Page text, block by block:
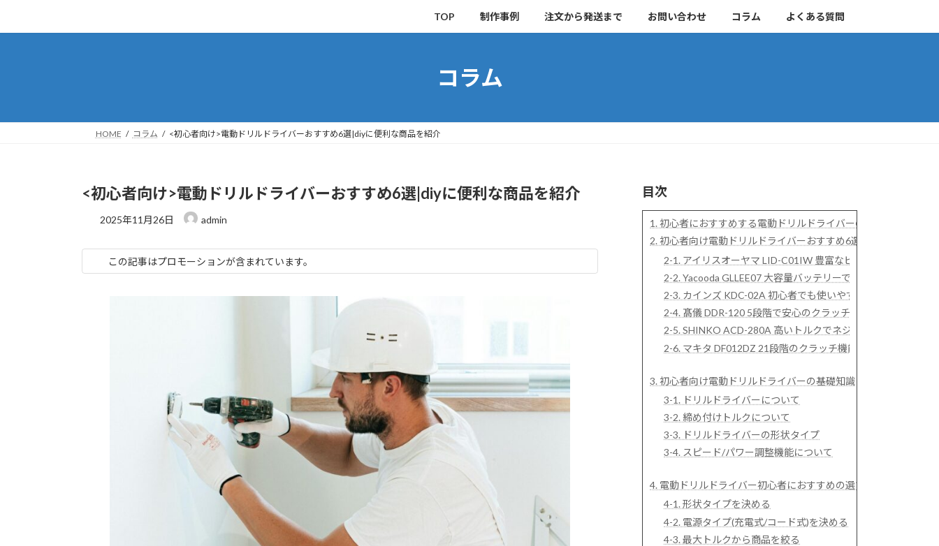
キ
に
TOP 制作事例 注文から発送まで お問い合わせ コラム よくある質問
コラム
HOME コラム <初心者向け>電動ドリルドライバーおすすめ6選|diyに便利な商品を紹介
<初心者向け>電動ドリルドライバーおすすめ6選|diyに便利な商品を紹介
2025年11月26日 admin
この記事はプロモーションが含まれています。
目次
1. 初心者におすすめする電動ドリルドライバーの比較表
2. 初心者向け電動ドリルドライバーおすすめ6選
2-1. アイリスオーヤマ LID-C01IW 豊富なビット付きでピス
2-2. Yacooda GLLEE07 大容量バッテリーで長時間の作業に
2-3. カインズ KDC-02A 初心者でも使いやすくホームセンタ
2-4. 髙儀 DDR-120 5段階で安心のクラッチ調整機能が特徴の
2-5. SHINKO ACD-280A 高いトルクでネジ締め、木材/金属
2-6. マキタ DF012DZ 21段階のクラッチ機能やオートストッ
3. 初心者向け電動ドリルドライバーの基礎知識
3-1. ドリルドライバーについて
3-2. 締め付けトルクについて
3-3. ドリルドライバーの形状タイプ
3-4. スピード/パワー調整機能について
4. 電動ドリルドライバー初心者におすすめの選び方
4-1. 形状タイプを決める
4-2. 電源タイプ(充電式/コード式)を決める
4-3. 最大トルクから商品を絞る